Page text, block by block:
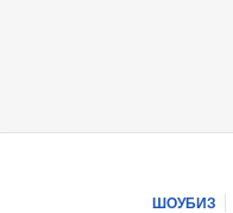
ШОУБИЗ